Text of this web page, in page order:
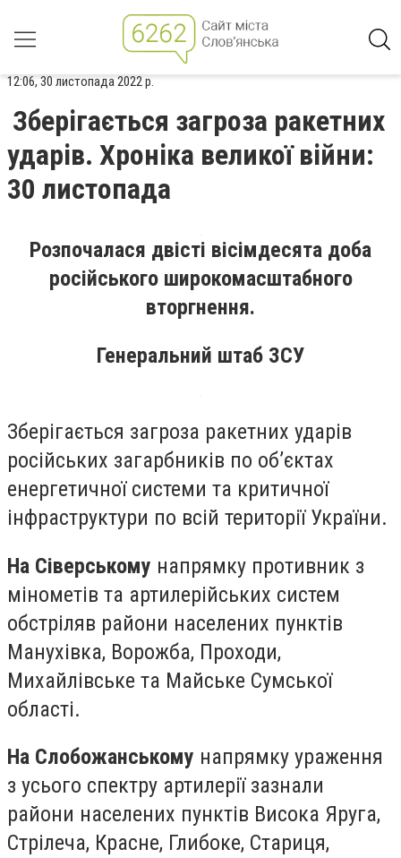
12:06, 30 листопада 2022 р.
Зберігається загроза ракетних
ударів. Хроніка великої війни:
30 листопада
Розпочалася двісті вісімдесята доба
російського широкомасштабного
вторгнення.
Генеральний штаб ЗСУ
Зберігається загроза ракетних ударів
російських загарбників по об’єктах
енергетичної системи та критичної
інфраструктури по всій території України.
На Сіверському напрямку противник з
мінометів та артилерійських систем
обстріляв райони населених пунктів
Манухівка, Ворожба, Проходи,
Михайлівське та Майське Сумської
області.
На Слобожанському напрямку ураження
з усього спектру артилерії зазнали
райони населених пунктів Висока Яруга,
Стрілеча, Красне, Глибоке, Стариця,